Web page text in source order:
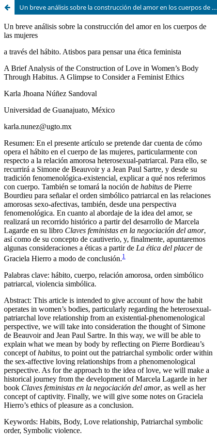
Un breve análisis sobre la construcción del amor en los cuerpos de las mujeres a través del hábito. Atisbos para pensar una ética feminista